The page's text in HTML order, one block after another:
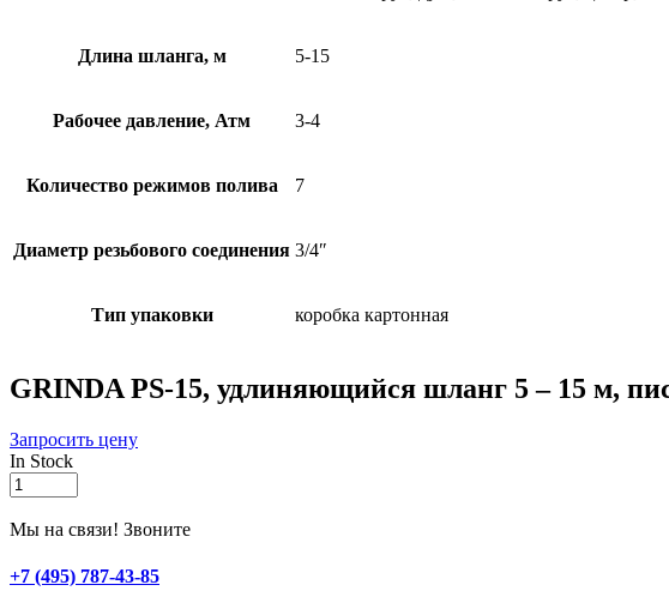
Длина шланга, м 5-15
Рабочее давление, Атм 3-4
Количество режимов полива 7
Диаметр резьбового соединения 3/4″
Тип упаковки коробка картонная
GRINDA PS-15, удлиняющийся шланг 5 – 15 м,
Запросить цену
In Stock
GRINDA
PS-
15,
шланг
5
Мы на связи! Звоните
+7 (495) 787-43-85